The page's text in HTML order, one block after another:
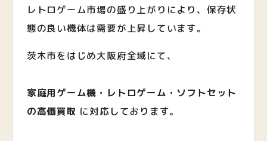
レトロゲーム市場の盛り上がりにより、保存状
態の良い機体は需要が上昇しています。
茨木市をはじめ大阪府全域にて、
家庭用ゲーム機・レトロゲーム・ソフトセット
の高価買取 に対応しております。